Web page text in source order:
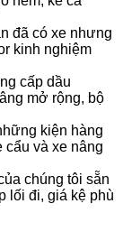
đã có xe nhưng
kinh nghiệm
cấp dầu
mở rộng, bộ
kiện hàng
cẩu và xe nâng
chúng tôi sẵn
lối đi, giá kệ phù